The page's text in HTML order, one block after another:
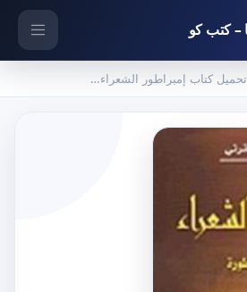
تحميل كتاب إمبراطور الشعراء الشاعر الأسطورة PDF تأليف عائض القرني مجانا [كامل]